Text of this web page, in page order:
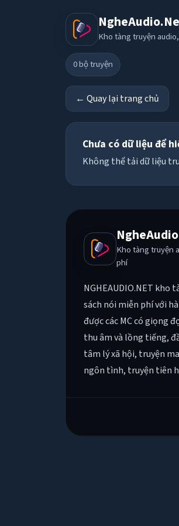
Kho tàng truyện
0bộ truyện
← Quay lại trang chủ
Chưa có dữ liệu để
Không thể tải dữ liệu
Kho tàng truyện
phí
NGHEAUDIO.NET kho
sách nói miễn phí với
được các MC có giọng
thu âm và lồng tiếng,
tâm lý xã hội, truyện
ngôn tình, truyện tiên